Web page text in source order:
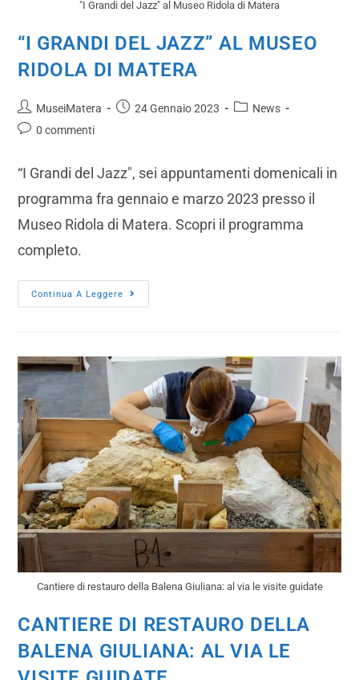
"I Grandi del Jazz" al Museo Ridola di Matera
“I GRANDI DEL JAZZ” AL MUSEO
RIDOLA DI MATERA
MuseiMatera 24 Gennaio 2023
News
0 commenti
“I Grandi del Jazz", sei appuntamenti domenicali in
programma fra gennaio e marzo 2023 presso il
Museo Ridola di Matera. Scopri il programma
completo.
Continua A Leggere
Cantiere di restauro della Balena Giuliana: al via le visite guidate
CANTIERE DI RESTAURO DELLA
BALENA GIULIANA: AL VIA LE